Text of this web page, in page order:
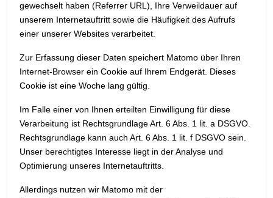
gewechselt haben (Referrer URL), Ihre Verweildauer auf
unserem Internetauftritt sowie die Häufigkeit des Aufrufs
einer unserer Websites verarbeitet.
Zur Erfassung dieser Daten speichert Matomo über Ihren
Internet-Browser ein Cookie auf Ihrem Endgerät. Dieses
Cookie ist eine Woche lang gültig.
Im Falle einer von Ihnen erteilten Einwilligung für diese
Verarbeitung ist Rechtsgrundlage Art. 6 Abs. 1 lit. a DSGVO.
Rechtsgrundlage kann auch Art. 6 Abs. 1 lit. f DSGVO sein.
Unser berechtigtes Interesse liegt in der Analyse und
Optimierung unseres Internetauftritts.
Allerdings nutzen wir Matomo mit der